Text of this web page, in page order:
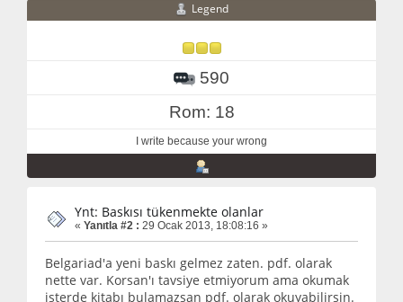
Legend
590
Rom: 18
I write because your wrong
Ynt: Baskısı tükenmekte olanlar
« Yanıtla #2 : 29 Ocak 2013, 18:08:16 »
Belgariad'a yeni baskı gelmez zaten. pdf. olarak
nette var. Korsan'ı tavsiye etmiyorum ama okumak
isterde kitabı bulamazsan pdf. olarak okuyabilirsin.